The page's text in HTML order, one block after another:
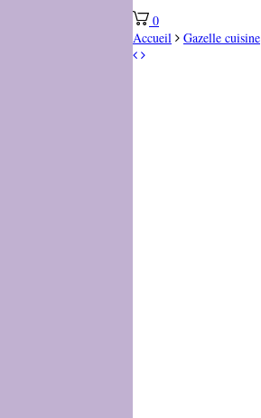
0
Accueil
Gazelle cuisine